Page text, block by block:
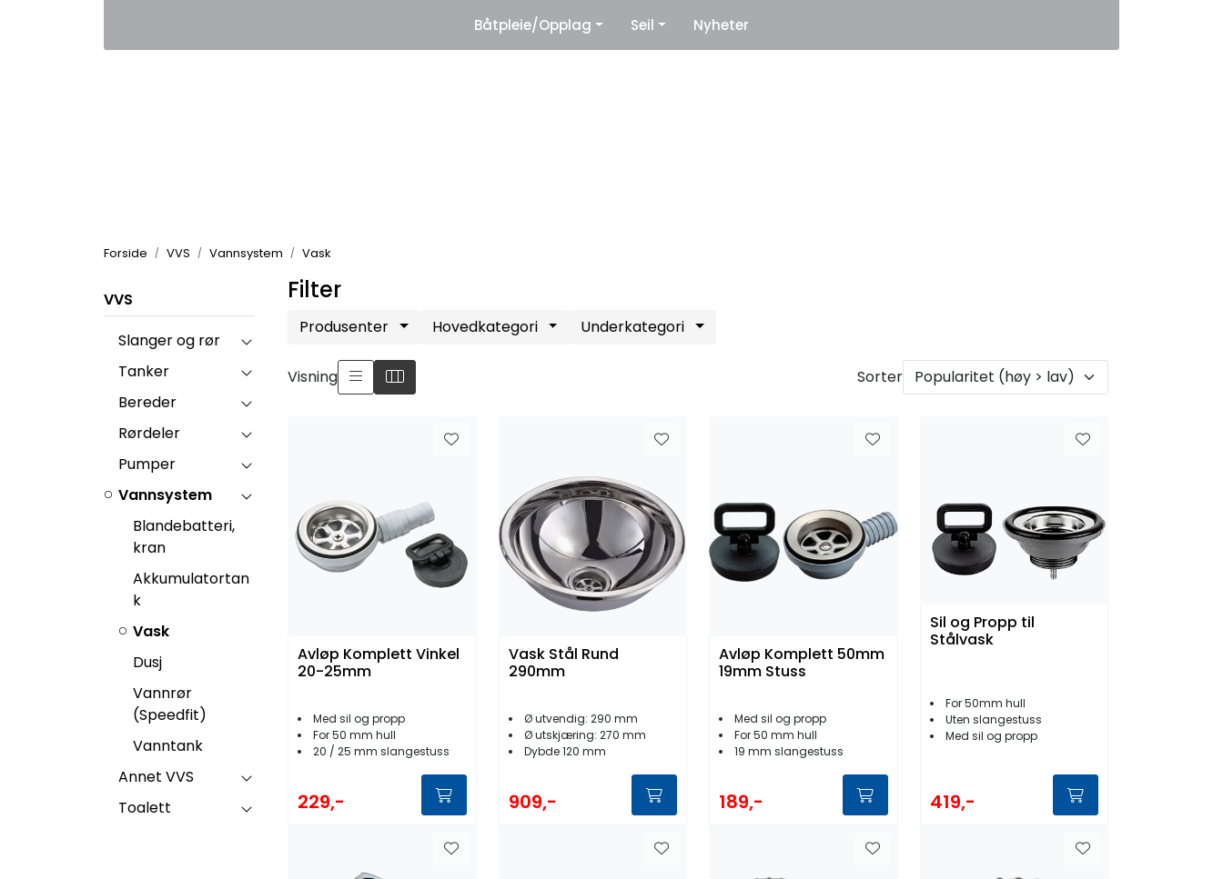
Leverandører
Båtpleie/Opplag Seil Nyheter
Forside VVS Vannsystem Vask
VVS
Slanger og rør
Tanker
Bereder
Rørdeler
Pumper
Vannsystem
Blandebatteri,
kran
Akkumulatortan
k
Vask
Dusj
Vannrør
(Speedfit)
Vanntank
Annet VVS
Toalett
Filter
Produsenter Hovedkategori Underkategori
Visning Sorter
Avløp Komplett Vinkel
20-25mm
Med sil og propp
For 50 mm hull
20 / 25 mm slangestuss
229,-
Vask Stål Rund
290mm
Ø utvendig: 290 mm
Ø utskjæring: 270 mm
Dybde 120 mm
909,-
Avløp Komplett 50mm
19mm Stuss
Med sil og propp
For 50 mm hull
19 mm slangestuss
189,-
Sil og Propp til
Stålvask
For 50mm hull
Uten slangestuss
Med sil og propp
419,-